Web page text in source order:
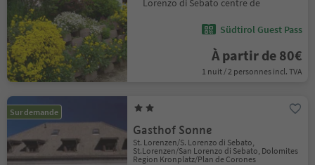
Lorenzo di Sebato centre de
Südtirol Guest Pass
À partir de 80€
1 nuit / 2 personnes incl. TVA
Sur demande
Gasthof Sonne
St. Lorenzen/S. Lorenzo di Sebato,
St.Lorenzen/San Lorenzo di Sebato, Dolomites
Region Kronplatz/Plan de Corones